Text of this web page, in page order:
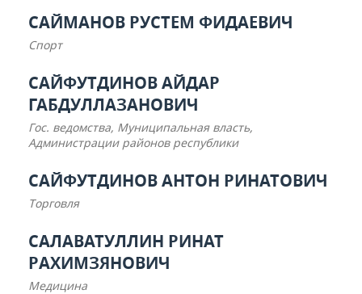
САЙМАНОВ РУСТЕМ ФИДАЕВИЧ
Спорт
САЙФУТДИНОВ АЙДАР
ГАБДУЛЛАЗАНОВИЧ
Гос. ведомства, Муниципальная власть,
Администрации районов республики
САЙФУТДИНОВ АНТОН РИНАТОВИЧ
Торговля
САЛАВАТУЛЛИН РИНАТ
РАХИМЗЯНОВИЧ
Медицина